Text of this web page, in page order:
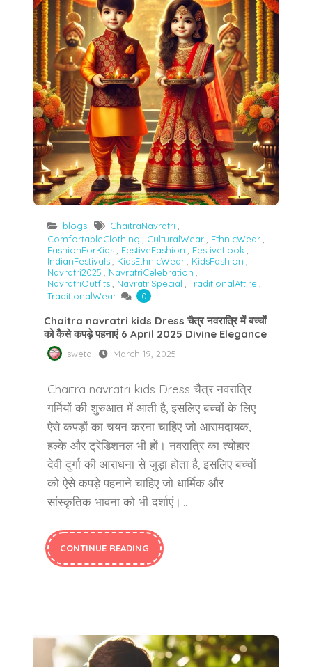
blogs ChaitraNavratri
ComfortableClothing
CulturalWear EthnicWear
FashionForKids
FestiveFashion FestiveLook
IndianFestivals
KidsEthnicWear KidsFashion
Navratri2025
NavratriCelebration
NavratriOutfits
NavratriSpecial TraditionalAttire
TraditionalWear
0
Chaitra navratri kids Dress चैत्र नवरात्रि में बच्चों
को कैसे कपड़े पहनाएं 6 April 2025 Divine Elegance
sweta March 19, 2025
Chaitra navratri kids Dress चैत्र नवरात्रि
गर्मियों की शुरुआत में आती है, इसलिए बच्चों के लिए
ऐसे कपड़ों का चयन करना चाहिए जो आरामदायक,
हल्के और ट्रेडिशनल भी हों। नवरात्रि का त्योहार
देवी दुर्गा की आराधना से जुड़ा होता है, इसलिए बच्चों
को ऐसे कपड़े पहनाने चाहिए जो धार्मिक और
सांस्कृतिक भावना को भी दर्शाएं।…
CONTINUE READING